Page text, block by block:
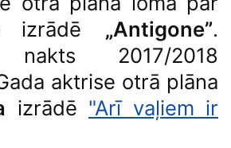
izrādē „Antigone”.
nakts 2017/2018
aktrise otrā plāna
izrādē "Arī vaļiem ir